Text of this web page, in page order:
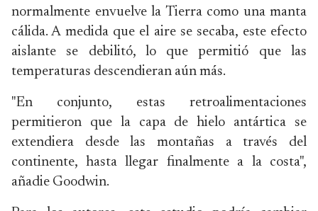
normalmente envuelve la Tierra como una manta
cálida. A medida que el aire se secaba, este efecto
aislante se debilitó, lo que permitió que las
temperaturas descendieran aún más.
"En conjunto, estas retroalimentaciones
permitieron que la capa de hielo antártica se
extendiera desde las montañas a través del
continente, hasta llegar finalmente a la costa",
añadie Goodwin.